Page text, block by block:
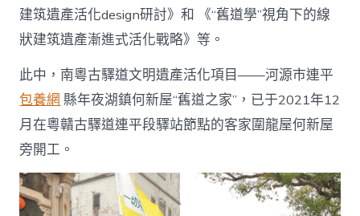
建筑遺產活化design研討》和 《“舊道學”視角下的線
狀建筑遺產漸進式活化戰略》等。
此中，南粵古驛道文明遺產活化項目——河源市連平
包養網 縣年夜湖鎮何新屋“舊道之家”，已于2021年12
月在粵贛古驛道連平段驛站節點的客家圍龍屋何新屋
旁開工。